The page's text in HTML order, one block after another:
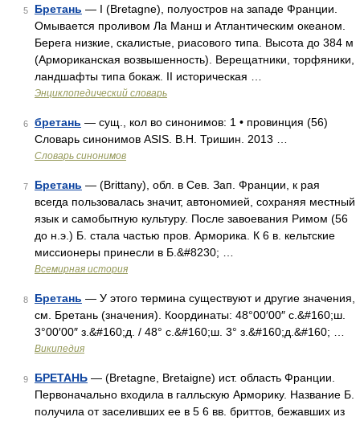
5 Бретань — I (Bretagne), полуостров на западе Франции.
Омывается проливом Ла Манш и Атлантическим океаном.
Берега низкие, скалистые, риасового типа. Высота до 384 м
(Армориканская возвышенность). Верещатники, торфяники,
ландшафты типа бокаж. II историческая …
Энциклопедический словарь
6 бретань — сущ., кол во синонимов: 1 • провинция (56)
Словарь синонимов ASIS. В.Н. Тришин. 2013 …
Словарь синонимов
7 Бретань — (Brittany), обл. в Сев. Зап. Франции, к рая
всегда пользовалась значит, автономией, сохраняя местный
язык и самобытную культуру. После завоевания Римом (56
до н.э.) Б. стала частью пров. Арморика. К 6 в. кельтские
миссионеры принесли в Б.&#8230; …
Всемирная история
8 Бретань — У этого термина существуют и другие значения,
см. Бретань (значения). Координаты: 48°00′00″ с.&#160;ш.
3°00′00″ з.&#160;д. / 48° с.&#160;ш. 3° з.&#160;д.&#160; …
Википедия
9 БРЕТАНЬ — (Bretagne, Bretaigne) ист. область Франции.
Первоначально входила в галльскую Арморику. Название Б.
получила от заселивших ее в 5 6 вв. бриттов, бежавших из